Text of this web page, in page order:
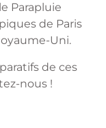
Parapluie
de Paris
Uni.
de ces
nous !